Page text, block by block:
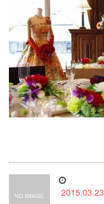
2015.03.23